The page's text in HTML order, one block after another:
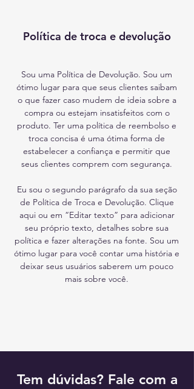
Política de troca e devolução
Sou uma Política de Devolução. Sou um
ótimo lugar para que seus clientes saibam
o que fazer caso mudem de ideia sobre a
compra ou estejam insatisfeitos com o
produto. Ter uma política de reembolso e
troca concisa é uma ótima forma de
estabelecer a confiança e permitir que
seus clientes comprem com segurança.
Eu sou o segundo parágrafo da sua seção
de Política de Troca e Devolução. Clique
aqui ou em “Editar texto” para adicionar
seu próprio texto, detalhes sobre sua
política e fazer alterações na fonte. Sou um
ótimo lugar para você contar uma história e
deixar seus usuários saberem um pouco
mais sobre você.
Tem dúvidas? Fale com a